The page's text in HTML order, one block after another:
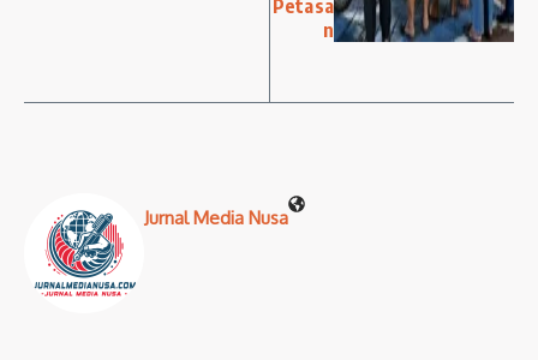
Petasa
n
Jurnal Media Nusa